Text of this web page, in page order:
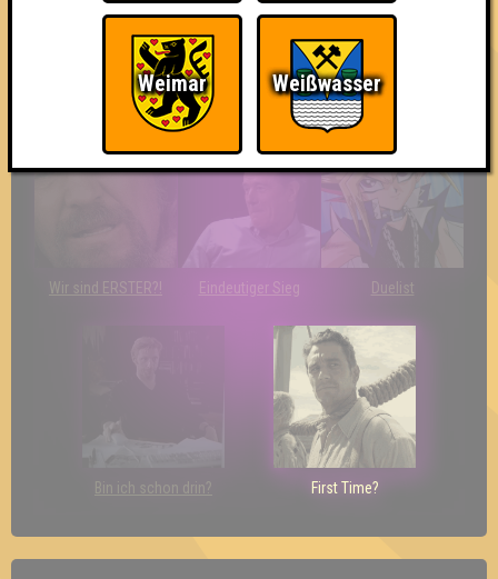
Teil der Oberschicht So kurz vorm Sieg! The Last of Us
Wir sind ERSTER?! Eindeutiger Sieg Duelist
Bin ich schon drin? First Time?
Weimar Weißwasser